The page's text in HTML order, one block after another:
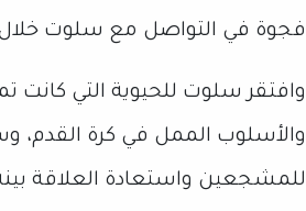
فجوة في التواصل مع سلوت خلال
وافتقر سلوت للحيوية التي كانت
والأسلوب الممل في كرة القدم،
للمشجعين واستعادة العلاقة